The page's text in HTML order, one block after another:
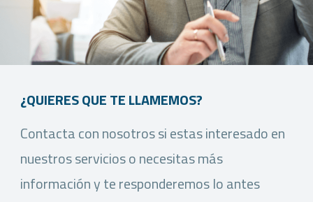
¿QUIERES QUE TE LLAMEMOS?
Contacta con nosotros si estas interesado en
nuestros servicios o necesitas más
información y te responderemos lo antes